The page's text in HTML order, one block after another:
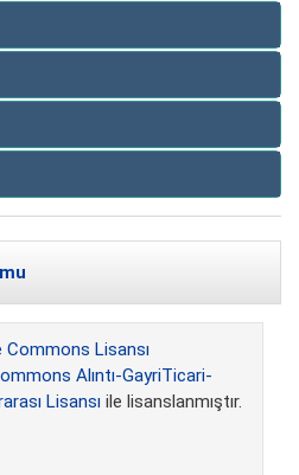
Alıntı-GayriTicari-
Lisansı ile lisanslanmıştır.